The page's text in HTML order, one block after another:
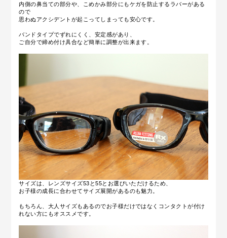
内側の鼻当ての部分や、こめかみ部分にもケガを防止するラバーがある
ので
思わぬアクシデントが起こってしまっても安心です。
バンドタイプでずれにくく、安定感があり、
ご自分で締め付け具合など簡単に調整が出来ます。
サイズは、レンズサイズ53と55とお選びいただけるため、
お子様の成長に合わせてサイズ展開があるのも魅力。
もちろん、大人サイズもあるのでお子様だけではなくコンタクトが付け
れない方にもオススメです。